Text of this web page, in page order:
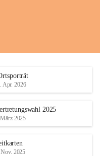
Apr. 2026
2025
2025
2025